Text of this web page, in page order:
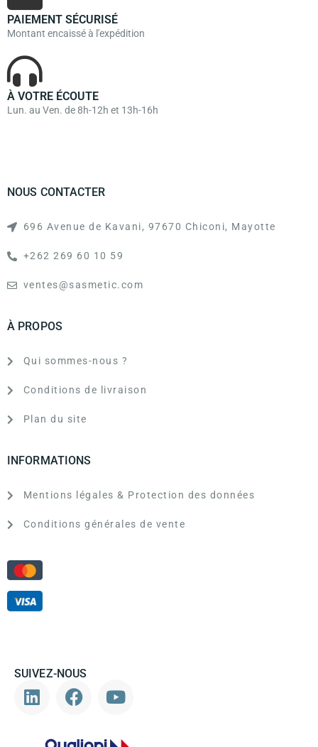
PAIEMENT SÉCURISÉ
Montant encaissé à l'expédition
À VOTRE ÉCOUTE
Lun. au Ven. de 8h-12h et 13h-16h
NOUS CONTACTER
696 Avenue de Kavani, 97670 Chiconi, Mayotte
+262 269 60 10 59
ventes@sasmetic.com
À PROPOS
Qui sommes-nous ?
Conditions de livraison
Plan du site
INFORMATIONS
Mentions légales & Protection des données
Conditions générales de vente
SUIVEZ-NOUS